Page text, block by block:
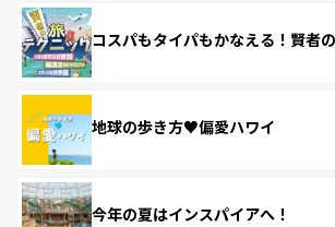
コスパもタイパもかなえる！賢者
地球の歩き方♥偏愛ハワイ
今年の夏はインスパイアへ！